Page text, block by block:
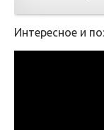
Интересное и